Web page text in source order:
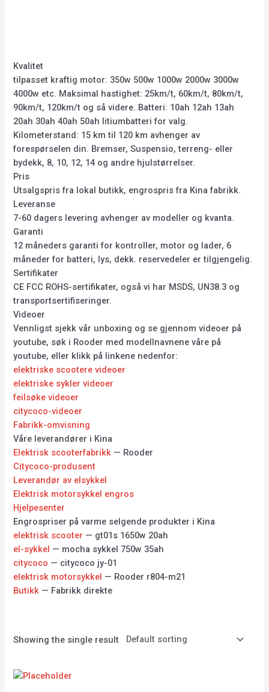
Kvalitet
tilpasset kraftig motor: 350w 500w 1000w 2000w 3000w
4000w etc. Maksimal hastighet: 25km/t, 60km/t, 80km/t,
90km/t, 120km/t og så videre. Batteri: 10ah 12ah 13ah
20ah 30ah 40ah 50ah litiumbatteri for valg.
Kilometerstand: 15 km til 120 km avhenger av
forespørselen din. Bremser, Suspensio, terreng- eller
bydekk, 8, 10, 12, 14 og andre hjulstørrelser.
Pris
Utsalgspris fra lokal butikk, engrospris fra Kina fabrikk.
Leveranse
7-60 dagers levering avhenger av modeller og kvanta.
Garanti
12 måneders garanti for kontroller, motor og lader, 6
måneder for batteri, lys, dekk. reservedeler er tilgjengelig.
Sertifikater
CE FCC ROHS-sertifikater, også vi har MSDS, UN38.3 og
transportsertifiseringer.
Videoer
Vennligst sjekk vår unboxing og se gjennom videoer på
youtube, søk i Rooder med modellnavnene våre på
youtube, eller klikk på linkene nedenfor:
elektriske scootere videoer
elektriske sykler videoer
feilsøke videoer
citycoco-videoer
Fabrikk-omvisning
Våre leverandører i Kina
Elektrisk scooterfabrikk — Rooder
Citycoco-produsent
Leverandør av elsykkel
Elektrisk motorsykkel engros
Hjelpesenter
Engrospriser på varme selgende produkter i Kina
elektrisk scooter — gt01s 1650w 20ah
el-sykkel — mocha sykkel 750w 35ah
citycoco — citycoco jy-01
elektrisk motorsykkel — Rooder r804-m21
Butikk — Fabrikk direkte
Showing the single result